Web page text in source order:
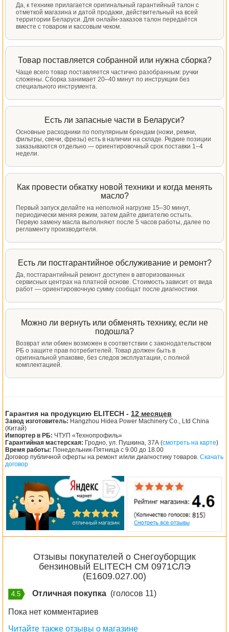
Да, к технике прилагается оригинальный гарантийный талон с
отметкой магазина и датой продажи, действительный на всей
территории Беларуси. Для онлайн-заказов талон передаётся
вместе с товаром и кассовым чеком.
Товар поставляется собранной или нужна сборка?
Чаще всего товар поставляется частично разобранным: ручки
сложены. Сборка занимает 20–40 минут по инструкции без
специального инструмента.
Есть ли запасные части в Беларуси?
Основные расходники по популярным брендам (ножи, ремни,
фильтры, свечи, фрезы) есть в наличии на складе. Редкие позиции
заказываются отдельно — ориентировочный срок поставки 1–4
недели.
Как провести обкатку новой техники и когда менять
масло?
Первый запуск делайте на неполной нагрузке 15–30 минут,
периодически меняя режим, затем дайте двигателю остыть.
Первую замену масла выполняют после 5 часов работы, далее по
регламенту производителя.
Есть ли постгарантийное обслуживание и ремонт?
Да, постгарантийный ремонт доступен в авторизованных
сервисных центрах на платной основе. Стоимость зависит от вида
работ — ориентировочную сумму сообщат после диагностики.
Можно ли вернуть или обменять технику, если не
подошла?
Возврат или обмен возможен в соответствии с законодательством
РБ о защите прав потребителей. Товар должен быть в
оригинальной упаковке, без следов эксплуатации, с полной
комплектацией.
Гарантия на продукцию ELITECH - 12 месяцев
Завод изготовитель: Hangzhou Hidea Power Machinery Co., Ltd China
(Китай)
Импортер в РБ: ЧТУП «Технопрофиль»
Гарантийная мастерская: Гродно, ул. Пушкина, 37А (смотреть на карте)
Время работы: Понедельник-Пятница с 9.00 до 18.00
Договор публичной оферты на ремонт и/или диагностику товаров. Скачать
договор
Отзывы покупателей о Снегоуборщик
бензиновый ELITECH СМ 0971СЛЭ
(E1609.027.00)
4.5 Отличная покупка (голосов 11)
Пока нет комментариев
Читайте также отзывы о магазине